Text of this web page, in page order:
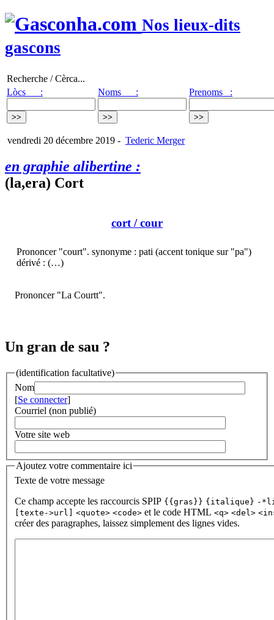
Nos lieux-dits
gascons
Recherche / Cèrca...
Lòcs :
Noms : Prenoms :
vendredi 20 décembre 2019 - Tederic Merger
en graphie alibertine :
(la,era) Cort
cort/ cour
Prononcer "court". synonyme : pati (accent tonique sur "pa")
dérivé : (…)
Prononcer "La Courtt".
Un gran de sau ?
(identification facultative)
Nom
[Se connecter]
Courriel (non publié)
Votre site web
Ajoutez votre commentaire ici
Texte de votre message
Ce champ accepte les raccourcis SPIP {{gras}} {italique} -
[texte->url] <quote> <code> et le code HTML <q> <del>
créer des paragraphes, laissez simplement des lignes vides.